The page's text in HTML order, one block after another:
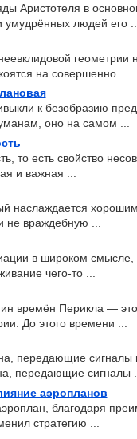
Аристотеля в
умудрённых людей его ...
на совершенно ...
к безобразию
оно на самом ...
то есть свойство
и важная ...
наслаждается
не враждебную ...
в широком смысле,
чего-то ...
времён Перикла —
До этого времени ...
передающие
передающие сигналы ...
аэропланов
благодаря
стратегию ...